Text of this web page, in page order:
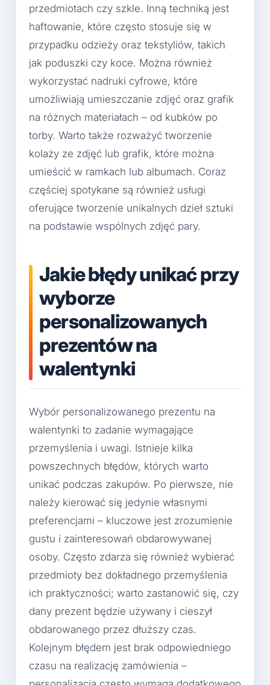
przedmiotach czy szkle. Inną techniką jest
haftowanie, które często stosuje się w
przypadku odzieży oraz tekstyliów, takich
jak poduszki czy koce. Można również
wykorzystać nadruki cyfrowe, które
umożliwiają umieszczanie zdjęć oraz grafik
na różnych materiałach – od kubków po
torby. Warto także rozważyć tworzenie
kolaży ze zdjęć lub grafik, które można
umieścić w ramkach lub albumach. Coraz
częściej spotykane są również usługi
oferujące tworzenie unikalnych dzieł sztuki
na podstawie wspólnych zdjęć pary.
Jakie błędy unikać przy
wyborze
personalizowanych
prezentów na
walentynki
Wybór personalizowanego prezentu na
walentynki to zadanie wymagające
przemyślenia i uwagi. Istnieje kilka
powszechnych błędów, których warto
unikać podczas zakupów. Po pierwsze, nie
należy kierować się jedynie własnymi
preferencjami – kluczowe jest zrozumienie
gustu i zainteresowań obdarowywanej
osoby. Często zdarza się również wybierać
przedmioty bez dokładnego przemyślenia
ich praktyczności; warto zastanowić się, czy
dany prezent będzie używany i cieszył
obdarowanego przez dłuższy czas.
Kolejnym błędem jest brak odpowiedniego
czasu na realizację zamówienia –